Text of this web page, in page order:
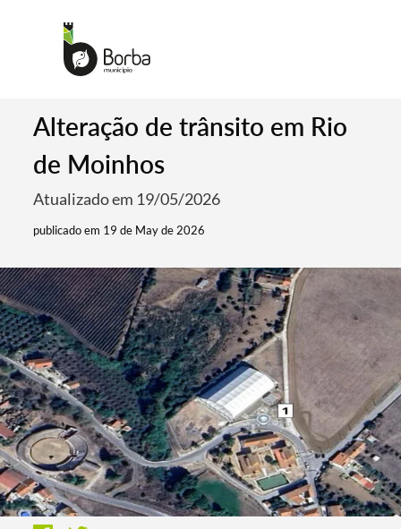
Alteração de trânsito em Rio
de Moinhos
Atualizado em 19/05/2026
publicado em 19 de May de 2026